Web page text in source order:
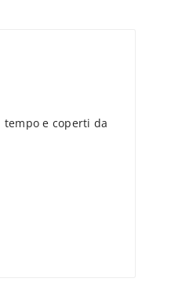
e coperti da